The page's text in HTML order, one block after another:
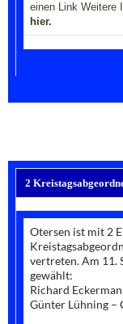
einen Link Weitere
hier.
2
Otersen ist mit 2
vertreten. Am 11.
gewählt:
Richard
Günter Lühning –